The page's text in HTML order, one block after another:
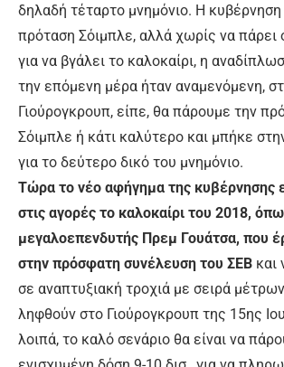
δηλαδή τέταρτο μνημόνιο. Η
πρόταση Σόιμπλε, αλλά χωρίς να πάρει
για να βγάλει το καλοκαίρι, η
την επόμενη μέρα ήταν αναμενόμενη,
Γιούρογκρουπ, είπε, θα πάρουμε την
Σόιμπλε ή κάτι καλύτερο και μπήκε
για το δεύτερο δικό του μνημόνιο.
Τώρα το νέο αφήγημα της κυβέρνησης
στις αγορές το καλοκαίρι του 2018,
μεγαλοεπενδυτής Πρεμ Γουάτσα, που
στην πρόσφατη συνέλευση του ΣΕΒ και
σε αναπτυξιακή τροχιά με σειρά
ληφθούν στο Γιούρογκρουπ της 15ης
λοιπά, το καλό σενάριο θα είναι να